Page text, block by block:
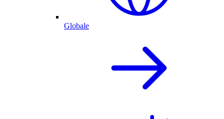
Globale